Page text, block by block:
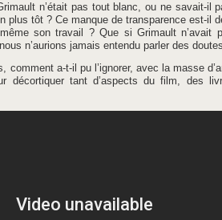
n’était pas tout blanc, ou ne savait-il
plus tôt ? Ce manque de transparence est-il
son travail ? Que si Grimault n’avait
n’aurions jamais entendu parler des
comment a-t-il pu l’ignorer, avec la masse
décortiquer tant d’aspects du film, des